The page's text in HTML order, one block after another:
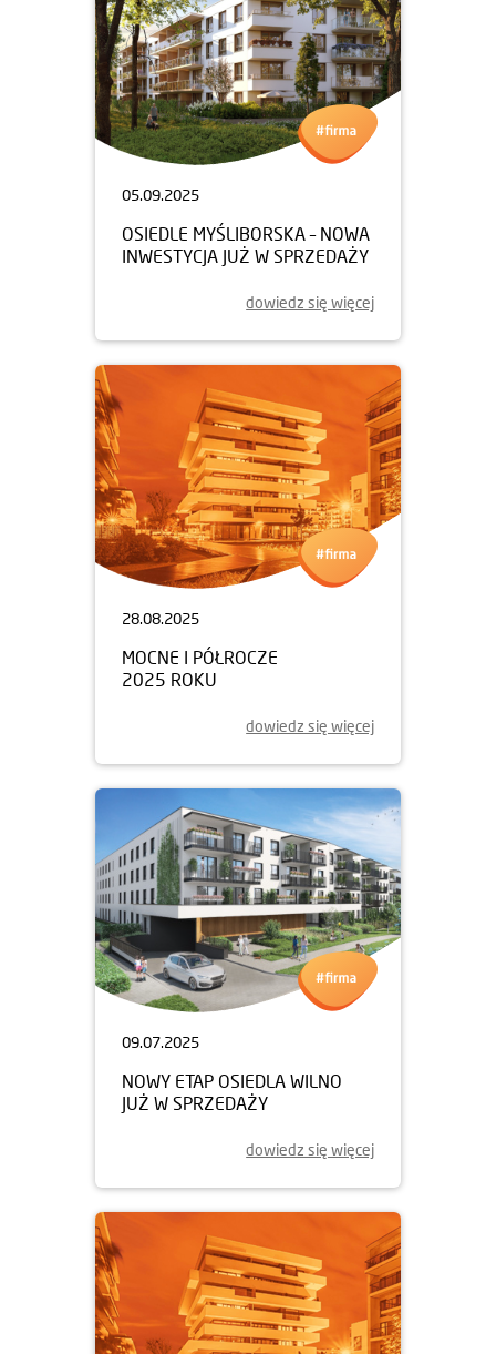
05.09.2025
OSIEDLE MYŚLIBORSKA – NOWA
INWESTYCJA JUŻ W SPRZEDAŻY
dowiedz się więcej
28.08.2025
MOCNE I PÓŁROCZE
2025 ROKU
dowiedz się więcej
09.07.2025
NOWY ETAP OSIEDLA WILNO
JUŻ W SPRZEDAŻY
dowiedz się więcej